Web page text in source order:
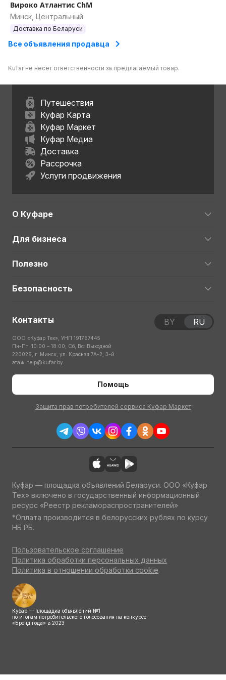
Вироко Атлантис ChM
Минск, Центральный
Доставка по Беларуси
Все объявления продавца
Kufar не несет ответственности за предлагаемый товар.
Путешествия
Куфар Карта
Куфар Маркет
Куфар Медиа
Доставка
Рассрочка
Услуги продвижения
О Куфаре
Для бизнеса
Полезно
Безопасность
Контакты
ООО «Куфар Тех», УНП 191767445
Пн-Пт: 10:00 – 18:00; Сб, Вс: Выходной
220029, г. Минск, ул. Красная 7А-2, 3-й
этаж help@kufar.by
Помощь
Защита прав потребителей сервиса Куфар Маркет
BY RU
Куфар — площадка объявлений Беларуси. ООО «Куфар
Тех» включено в государственный информационный
ресурс «Реестр рекламораспространителей»
*Оплата производится в белорусских рублях по курсу
НБ РБ.
Пользовательское соглашение
Политика обработки персональных данных
Политика в отношении обработки cookie
Куфар — площадка объявлений №1
по итогам потребительского голосования на конкурсе
«Бренд года» в 2023